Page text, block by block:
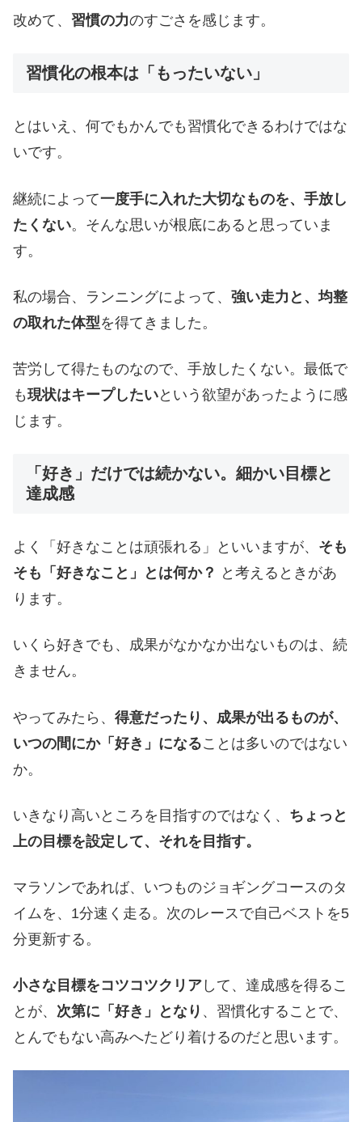
改めて、 習慣の力のすごさを感じます。
習慣化の根本は「もったいない」
とはいえ、何でもかんでも習慣化できるわけではな
いです。
継続によって一度手に入れた大切なものを、手放し
たくない。そんな思いが根底にあると思っていま
す。
私の場合、ランニングによって、 強い走力と、均整
の取れた体型を得てきました。
苦労して得たものなので、手放したくない。最低で
も現状はキープしたいという欲望があったように感
じます。
「好き」だけでは続かない。細かい目標と
達成感
よく「好きなことは頑張れる」といいますが、 そも
そも「好きなこと」とは何か？ と考えるときがあ
ります。
いくら好きでも、成果がなかなか出ないものは、続
きません。
やってみたら、 得意だったり、成果が出るものが、
いつの間にか「好き」になることは多いのではない
か。
いきなり高いところを目指すのではなく、 ちょっと
上の目標を設定して、それを目指す。
マラソンであれば、いつものジョギングコースのタ
イムを、1分速く走る。次のレースで自己ベストを5
分更新する。
小さな目標をコツコツクリア して、達成感を得るこ
とが、 次第に「好き」となり 、習慣化することで、
とんでもない高みへたどり着けるのだと思います。